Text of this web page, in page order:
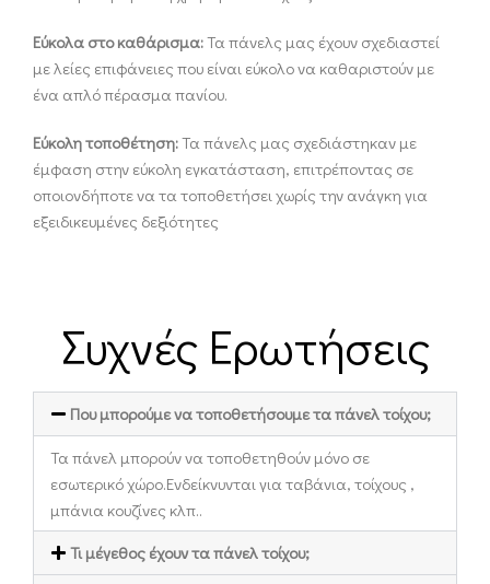
Εύκολα στο καθάρισμα:Τα πάνελς μας έχουν σχεδιαστεί
με λείες επιφάνειες που είναι εύκολο να καθαριστούν με
ένα απλό πέρασμα πανίου.
Εύκολη τοποθέτηση:Τα πάνελς μας σχεδιάστηκαν με
έμφαση στην εύκολη εγκατάσταση, επιτρέποντας σε
οποιονδήποτε να τα τοποθετήσει χωρίς την ανάγκη για
εξειδικευμένες δεξιότητες
Συχνές Ερωτήσεις
Που μπορούμε να τοποθετήσουμε τα πάνελ τοίχου;
Τα πάνελ μπορούν να τοποθετηθούν μόνο σε
εσωτερικό χώρο.Ενδείκνυνται για ταβάνια, τοίχους ,
μπάνια κουζίνες κλπ..
Τι μέγεθος έχουν τα πάνελ τοίχου;